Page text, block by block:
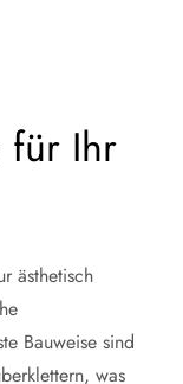
für Ihr
ästhetisch
Bauweise sind
was